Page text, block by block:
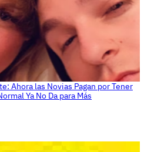
Ahora las Novias Pagan por Tener
Ya No Da para Más